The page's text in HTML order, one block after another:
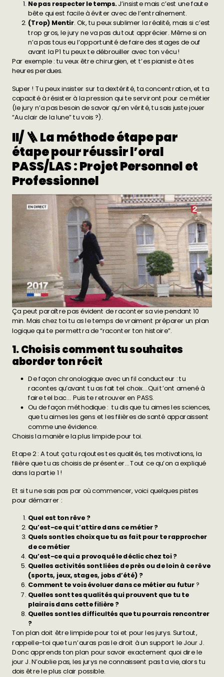
Ne pas respecter le temps.J’insiste mais c’est une faute
bête qui est facile à éviter avec de l’entraînement.
(Trop) Mentir. Ok, tu peux sublimer la réalité, mais si c’est
trop gros, le jury ne va pas du tout apprécier. Même si on
n’a pas tous eu l’opportunité de faire des stages de ouf
avant la P1 tu peux te débrouiller avec ton vécu !
Par exemple : tu veux être chirurgien, et t’es pianiste à tes
heures perdues.
Super ! Tu peux insister sur ta dextérité, ta concentration, et ta
capacité à résister à la pression qui te serviront pour ce métier
(le jury n’a pas besoin de savoir qu’en vérité, tu sais juste jouer
“Au clair de la lune” tu vois ?).
II/ 🪜 La méthode étape par
étape pour réussir l’oral
PASS/LAS : Projet Personnel et
Professionnel
Ça peut paraître pas évident de raconter sa vie pendant 10
min. Mais chez toi tu as le temps de vraiment préparer un plan
logique qui te permettra de “raconter ton histoire”.
1. Choisis comment tu souhaites
aborder ton récit
De façon chronologique avec un fil conducteur : tu
racontes qu’avant tu as fait tel choix… Qui t’ont amené à
faire tel bac… Puis te retrouver en PASS.
Ou de façon méthodique : tu dis que tu aimes les sciences,
que tu aimes les gens et les filières de santé apparaissent
comme une évidence.
Choisis la manière la plus limpide pour toi.
Etape 2 : A tout ça tu rajoutes tes qualités, tes motivations, la
filière que tu as choisis de présenter… Tout ce qu’on a expliqué
dans la partie 1 !
Et si tu ne sais pas par où commencer, voici quelques pistes
pour démarrer :
Quel est ton rêve ?
Qu’est-ce qui t’attire dans ce métier ?
Quels sont les choix que tu as fait pour te rapprocher
de ce métier
Qu’est-ce qui a provoqué le déclic chez toi ?
Quelles activités sont liées de près ou de loin à ce rêve
(sports, jeux, stages, jobs d’été) ?
Comment te vois évoluer dans ce métier au futur?
Quelles sont tes qualités qui prouvent que tu te
plairais dans cette filière ?
Quelles sont les difficultés que tu pourrais rencontrer
?
Ton plan doit être limpide pour toi et pour les jurys. Surtout,
rappelle-toi que tu n’auras pas le droit à un support le Jour J.
Donc apprends ton plan pour savoir exactement quoi dire le
jour J. N’oublie pas, les jurys ne connaissent pas ta vie, alors tu
dois être le plus clair possible.